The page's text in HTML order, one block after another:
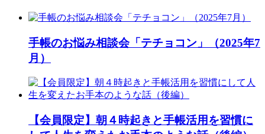
手帳のお悩み相談会「テチョコン」（2025年7
月）
【会員限定】朝４時起きと手帳活用を習慣に